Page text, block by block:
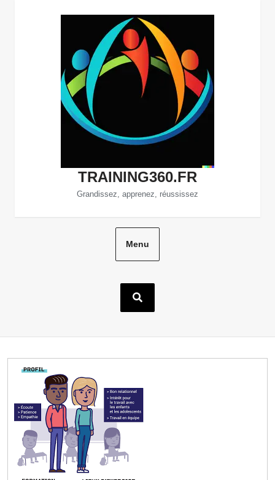
TRAINING360.FR
Grandissez, apprenez, réussissez
Menu